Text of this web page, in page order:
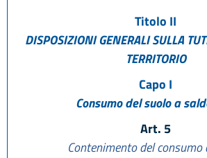
Titolo II
DISPOSIZIONI GENERALI SULLA
TERRITORIO
Capo I
Consumo del suolo a
Art. 5
Contenimento del consumo